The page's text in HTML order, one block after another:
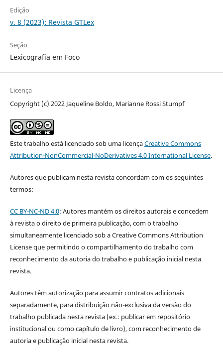
Edição
v. 8 (2023): Revista GTLex
Seção
Lexicografia em Foco
Licença
Copyright (c) 2022 Jaqueline Boldo, Marianne Rossi Stumpf
Este trabalho está licenciado sob uma licençaCreative Commons
Attribution-NonCommercial-NoDerivatives 4.0 International License.
Autores que publicam nesta revista concordam com os seguintes
termos:
CC BY-NC-ND 4.0: Autores mantém os direitos autorais e concedem
à revista o direito de primeira publicação, com o trabalho
simultaneamente licenciado sob a Creative Commons Attribution
License que permitindo o compartilhamento do trabalho com
reconhecimento da autoria do trabalho e publicação inicial nesta
revista.
Autores têm autorização para assumir contratos adicionais
separadamente, para distribuição não-exclusiva da versão do
trabalho publicada nesta revista (ex.: publicar em repositório
institucional ou como capítulo de livro), com reconhecimento de
autoria e publicação inicial nesta revista.